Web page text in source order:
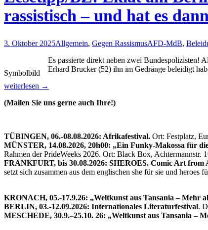
rassistisch – und hat es
3. Oktober 2025Allgemein, Gegen RassismusAFD-MdB,
Symbolbild
Es passierte direkt neben zwei Bundespolizisten!
Erhard Brucker (52) ihn im Gedränge beleidigt
Lesetipp/BZ:
am
AfD-
Politiker
beleidigt
Afrikaner
rassistisch
hat
es
dann
weiterlesen →
(Mailen Sie uns gerne auch Ihre!)
TÜBINGEN, 06.-08.08.2026: Afrikafestival. Ort: Festplatz,
MÜNSTER, 14.08.2026, 20h00: „Ein Funky-Makossa für
Rahmen der PrideWeeks 2026. Ort: Black Box, Achtermannstr.
FRANKFURT, bis 30.08.2026: SHEROES. Comic Art from
setzt sich zusammen aus dem englischen she für sie und
KRONACH, 05.-17.9.26: „Weltkunst aus Tansania – Mehr
BERLIN, 03.-12.09.2026: Internationales Literaturfestival.
MESCHEDE, 30.9.–25.10. 26: „Weltkunst aus Tansania –